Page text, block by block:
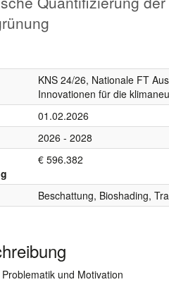
KNS 24/26, Nationale FT
Innovationen für die
01.02.2026
2026 - 2028
€ 596.382
Beschattung, Bioshading,
und Motivation